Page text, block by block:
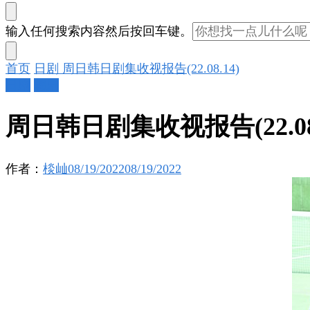
找
什
么
东
西
吗?
输入任何搜索内容然后按回车键。
首页 日剧 周日韩日剧集收视报告(22.08.14)
周日韩日剧集收视报告
作者： 棪屾08/19/202208/19/2022